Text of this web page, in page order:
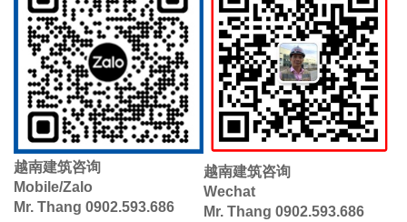
越南建筑咨询
Mobile/Zalo
Mr. Thang 0902.593.686
越南建筑咨询
​Wechat
Mr. Thang 0902.593.686